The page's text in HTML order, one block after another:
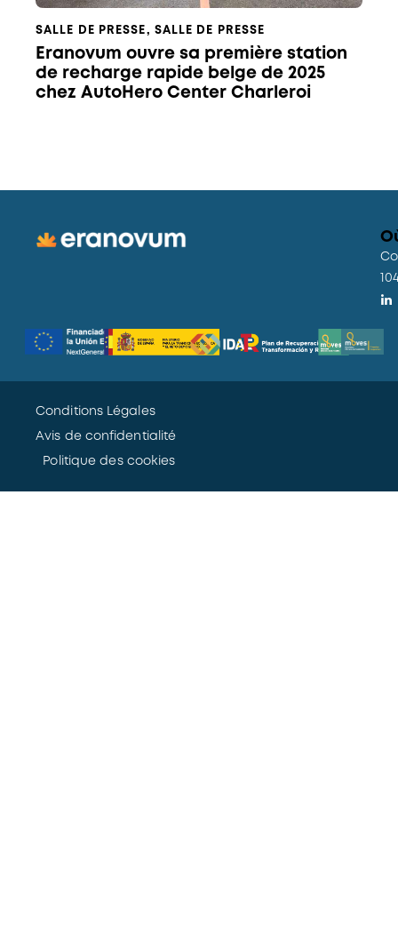
SALLE DE PRESSE, SALLE DE PRESSE
Eranovum ouvre sa première station
de recharge rapide belge de 2025
chez AutoHero Center Charleroi
Conditions Légales
Avis de confidentialité
Politique des cookies